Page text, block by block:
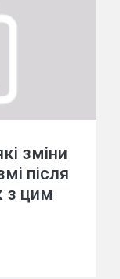
зміни
після
з цим